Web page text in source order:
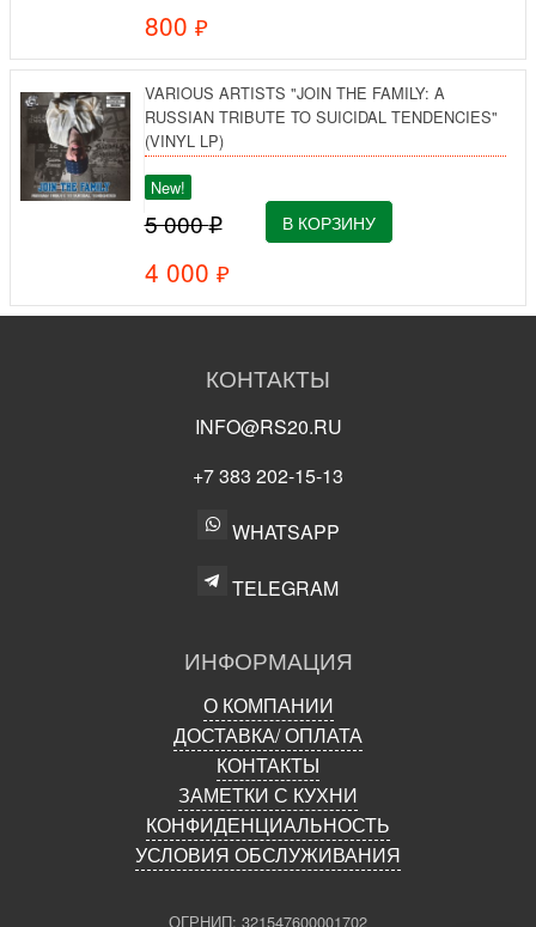
US
800 ₽
VARIOUS ARTISTS "JOIN THE FAMILY: A
RUSSIAN TRIBUTE TO SUICIDAL TENDENCIES"
(VINYL LP)
New!
5 000₽
4 000 ₽
КОНТАКТЫ
INFO@RS20.RU
+7 383 202-15-13
WHATSAPP
TELEGRAM
ИНФОРМАЦИЯ
О КОМПАНИИ
ДОСТАВКА/ ОПЛАТА
КОНТАКТЫ
ЗАМЕТКИ С КУХНИ
КОНФИДЕНЦИАЛЬНОСТЬ
УСЛОВИЯ ОБСЛУЖИВАНИЯ
ОГРНИП: 321547600001702